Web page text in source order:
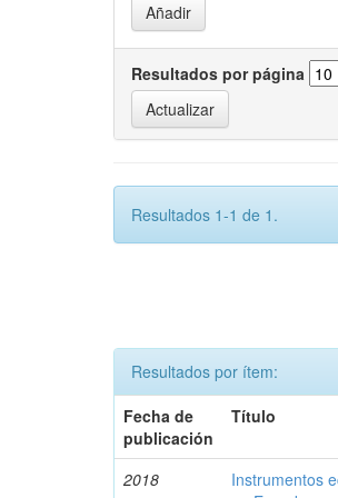
Resultados por página
Resultados 1-1 de 1.
Resultados por ítem:
Fecha de
publicación
Título
2018
Instrumentos